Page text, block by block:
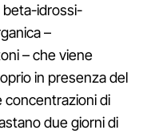
beta-idrossi-
–
– che viene
in presenza del
concentrazioni di
due giorni di